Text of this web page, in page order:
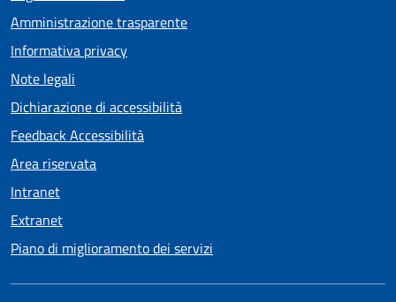
Amministrazione trasparente
Informativa privacy
Note legali
Dichiarazione di accessibilità
Feedback Accessibilità
Area riservata
Intranet
Extranet
Piano di miglioramento dei servizi